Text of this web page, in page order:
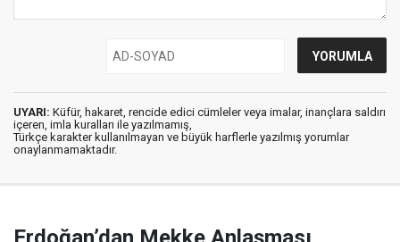
UYARI: Küfür, hakaret, rencide edici cümleler veya imalar, inançlara saldırı
içeren, imla kuralları ile yazılmamış,
Türkçe karakter kullanılmayan ve büyük harflerle yazılmış yorumlar
onaylanmamaktadır.